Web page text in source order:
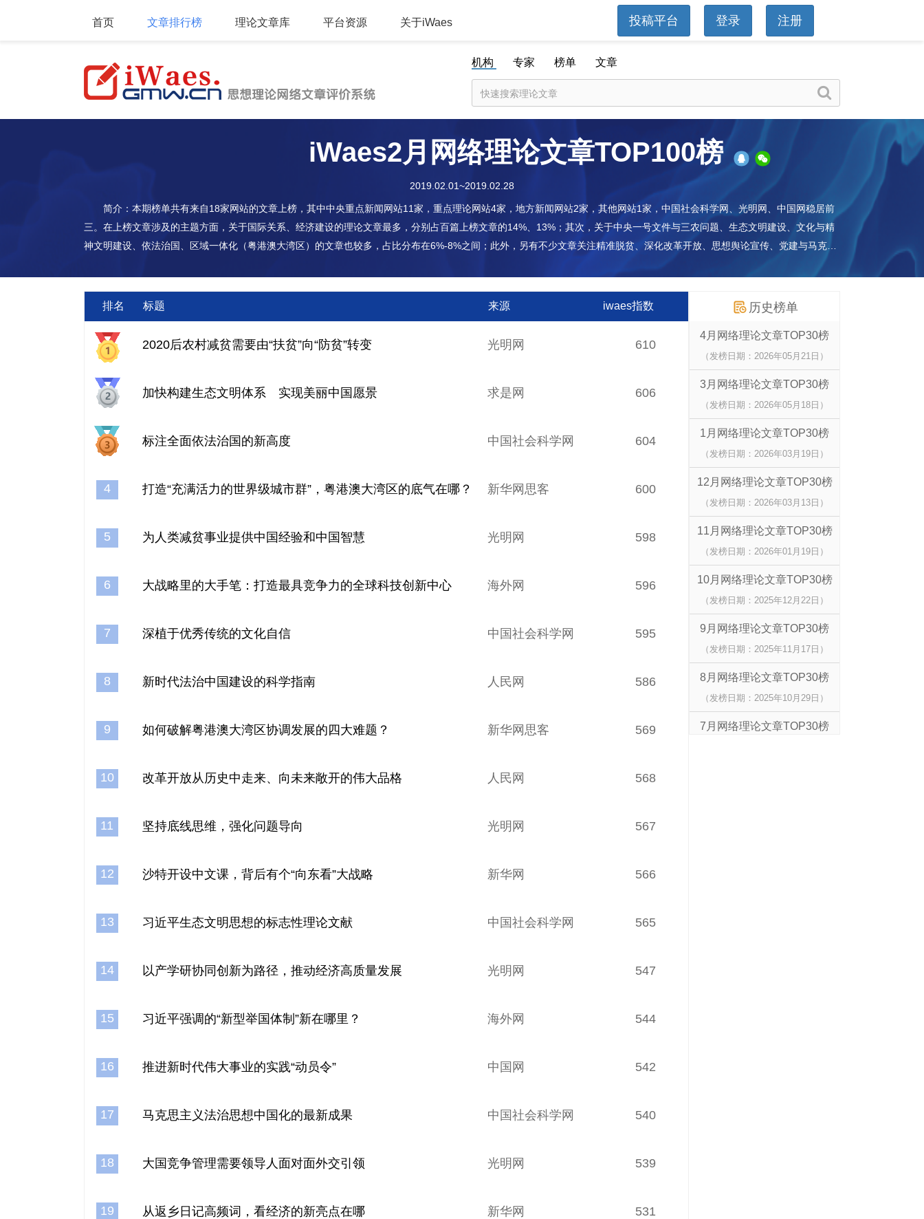
关于iWaes
平台资源
理论文章库
文章排行榜
首页 注册
登录
投稿平台
机构 专家 榜单 文章
iWaes2月网络理论文章TOP100榜
2019.02.01~2019.02.28
简介：本期榜单共有来自18家网站的文章上榜，其中中央重点新闻网站11家，重点理论网站4家，地方新闻网站2家，其他网站1家，中国社会科学网、光明网、中国网稳居前
三。在上榜文章涉及的主题方面，关于国际关系、经济建设的理论文章最多，分别占百篇上榜文章的14%、13%；其次，关于中央一号文件与三农问题、生态文明建设、文化与精
神文明建设、依法治国、区域一体化（粤港澳大湾区）的文章也较多，占比分布在6%-8%之间；此外，另有不少文章关注精准脱贫、深化改革开放、思想舆论宣传、党建与马克义
排名 标题 来源 iwaes指数
2020后农村减贫需要由“扶贫”向“防贫”转变 光明网 610
加快构建生态文明体系 实现美丽中国愿景 求是网 606
标注全面依法治国的新高度 中国社会科学网 604
4 打造“充满活力的世界级城市群”，粤港澳大湾区的底气在哪？ 新华网思客 600
5 为人类减贫事业提供中国经验和中国智慧 光明网 598
6 大战略里的大手笔：打造最具竞争力的全球科技创新中心 海外网 596
7 深植于优秀传统的文化自信 中国社会科学网 595
8 新时代法治中国建设的科学指南 人民网 586
9 如何破解粤港澳大湾区协调发展的四大难题？ 新华网思客 569
10 改革开放从历史中走来、向未来敞开的伟大品格 人民网 568
11 坚持底线思维，强化问题导向 光明网 567
12 沙特开设中文课，背后有个“向东看”大战略 新华网 566
13 习近平生态文明思想的标志性理论文献 中国社会科学网 565
14 以产学研协同创新为路径，推动经济高质量发展 光明网 547
15 习近平强调的“新型举国体制”新在哪里？ 海外网 544
16 推进新时代伟大事业的实践“动员令” 中国网 542
17 马克思主义法治思想中国化的最新成果 中国社会科学网 540
18 大国竞争管理需要领导人面对面外交引领 光明网 539
19 从返乡日记高频词，看经济的新亮点在哪 新华网 531
历史榜单
4月网络理论文章TOP30榜
（发榜日期：2026年05月21日）
3月网络理论文章TOP30榜
（发榜日期：2026年05月18日）
1月网络理论文章TOP30榜
（发榜日期：2026年03月19日）
12月网络理论文章TOP30榜
（发榜日期：2026年03月13日）
11月网络理论文章TOP30榜
（发榜日期：2026年01月19日）
10月网络理论文章TOP30榜
（发榜日期：2025年12月22日）
9月网络理论文章TOP30榜
（发榜日期：2025年11月17日）
8月网络理论文章TOP30榜
（发榜日期：2025年10月29日）
7月网络理论文章TOP30榜